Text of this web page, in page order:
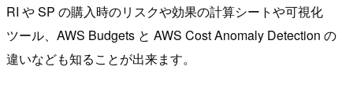
RI や SP の購入時のリスクや効果の計算シートや可視化
ツール、AWS Budgets と AWS Cost Anomaly Detection の
違いなども知ることが出来ます。